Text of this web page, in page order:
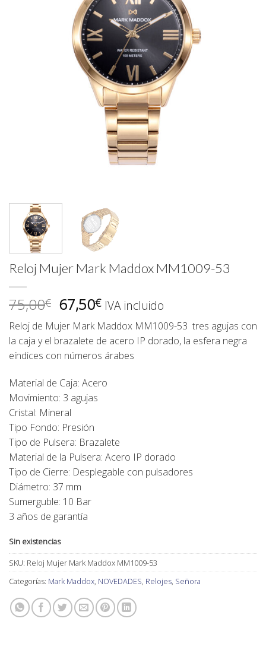
Reloj Mujer Mark Maddox MM1009-53
75,00€ El
precio
original
era:
75,00€.
67,50€El
precio
actual
es:
67,50€.
IVA incluido
Reloj de Mujer Mark Maddox MM1009-53 tres agujas con
la caja y el brazalete de acero IP dorado, la esfera negra
eíndices con números árabes
Material de Caja: Acero
Movimiento: 3 agujas
Cristal: Mineral
Tipo Fondo: Presión
Tipo de Pulsera: Brazalete
Material de la Pulsera: Acero IP dorado
Tipo de Cierre: Desplegable con pulsadores
Diámetro: 37 mm
Sumerguble: 10 Bar
3 años de garantía
Sin existencias
SKU: Reloj Mujer Mark Maddox MM1009-53
Categorías: Mark Maddox, NOVEDADES, Relojes, Señora